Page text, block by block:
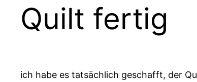
Quilt fertig
ich habe es tatsächlich geschafft, der